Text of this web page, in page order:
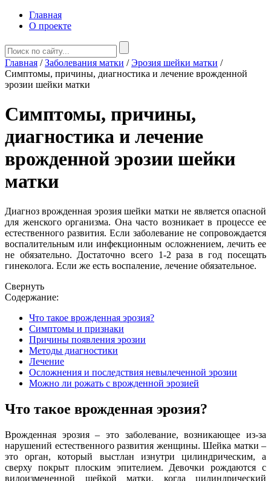
Главная
О проекте
Главная /Заболевания матки /Эрозия шейки матки /
Симптомы, причины, диагностика и лечение врожденной
эрозии шейки матки
Симптомы, причины,
диагностика и лечение
врожденной эрозии шейки
матки
Диагноз врожденная эрозия шейки матки не является опасной
для женского организма. Она часто возникает в процессе ее
естественного развития. Если заболевание не сопровождается
воспалительным или инфекционным осложнением, лечить ее
не обязательно. Достаточно всего 1-2 раза в год посещать
гинеколога. Если же есть воспаление, лечение обязательное.
Свернуть
Содержание:
Что такое врожденная эрозия?
Симптомы и признаки
Причины появления эрозии
Методы диагностики
Лечение
Осложнения и последствия невылеченной эрозии
Можно ли рожать с врожденной эрозией
Что такое врожденная эрозия?
Врожденная эрозия – это заболевание, возникающее из-за
нарушений естественного развития женщины. Шейка матки –
это орган, который выстлан изнутри цилиндрическим, а
сверху покрыт плоским эпителием. Девочки рождаются с
видоизмененной шейкой матки, когда цилиндрический